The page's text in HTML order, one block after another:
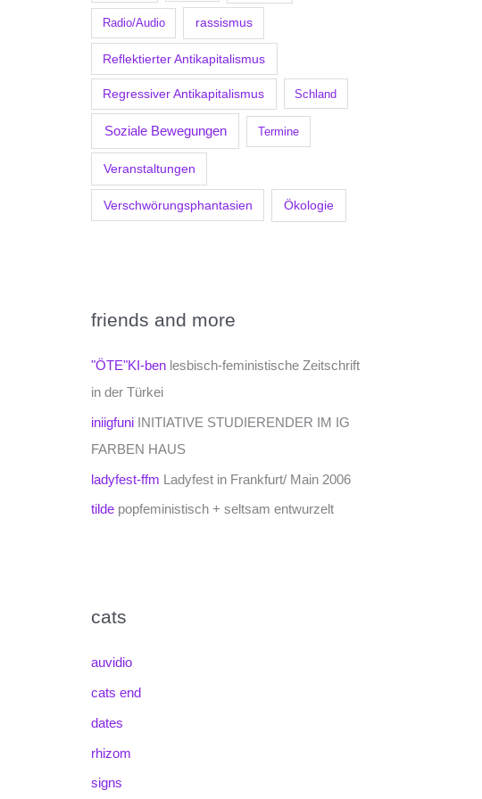
Radio/Audio rassismus
Reflektierter Antikapitalismus
Regressiver Antikapitalismus Schland
Soziale Bewegungen Termine
Veranstaltungen
Verschwörungsphantasien Ökologie
friends and more
"ÖTE"KI-ben lesbisch-feministische Zeitschrift
in der Türkei
iniigfuni INITIATIVE STUDIERENDER IM IG
FARBEN HAUS
ladyfest-ffm Ladyfest in Frankfurt/ Main 2006
tilde popfeministisch + seltsam entwurzelt
cats
auvidio
cats end
dates
rhizom
signs